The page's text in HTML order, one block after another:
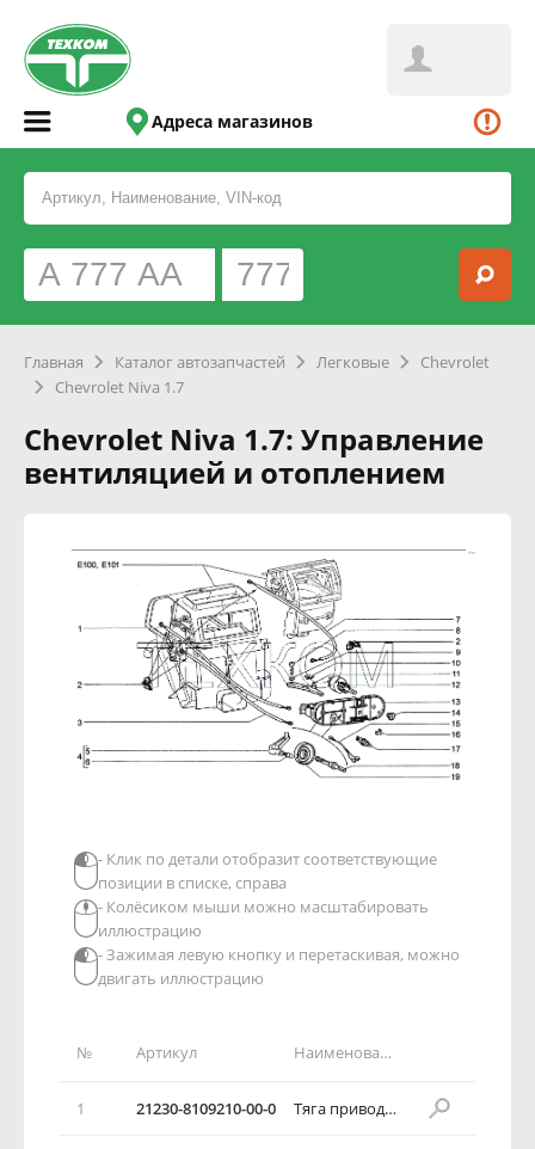
Адреса магазинов
Главная Каталог автозапчастей Легковые
Chevrolet
Chevrolet Niva 1.7
Chevrolet Niva 1.7: Управление
вентиляцией и отоплением
№ Артикул Наименование детали
1 21230-8109210-00-0 Тяга привода заслонки отопителя
- Клик по детали отобразит соответствующие
позиции в списке, справа
- Колёсиком мыши можно масштабировать
иллюстрацию
- Зажимая левую кнопку и перетаскивая, можно
двигать иллюстрацию